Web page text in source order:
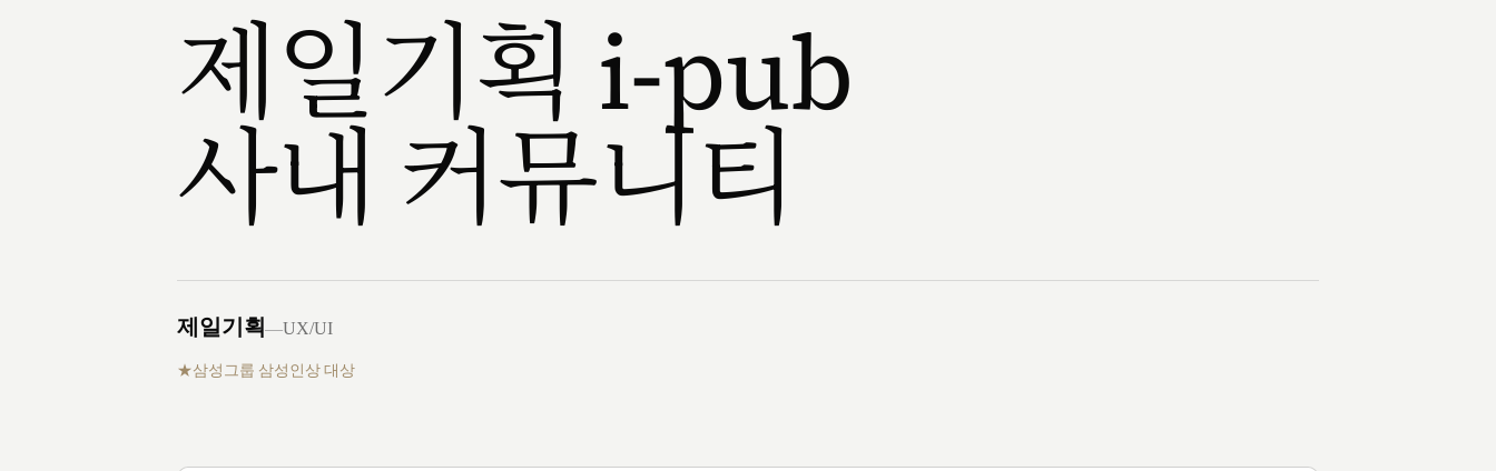
제일기획 i-pub
사내 커뮤니티
제일기획—UX/UI
삼성그룹 삼성인상 대상